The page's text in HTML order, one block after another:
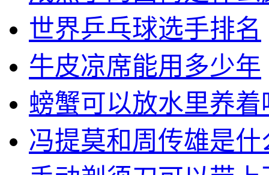
世界乒乓球选手排名
牛皮凉席能用多少年
螃蟹可以放水里养着
冯提莫和周传雄是什